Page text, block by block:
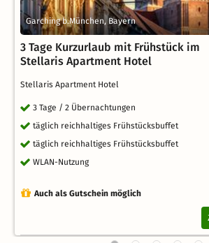
Garching b.München, Bayern
3 Tage Kurzurlaub mit Frühstück im
Stellaris Apartment Hotel
Stellaris Apartment Hotel
3 Tage / 2 Übernachtungen
täglich reichhaltiges Frühstücksbuffet
täglich reichhaltiges Frühstücksbuffet
WLAN-Nutzung
Auch als Gutschein möglich